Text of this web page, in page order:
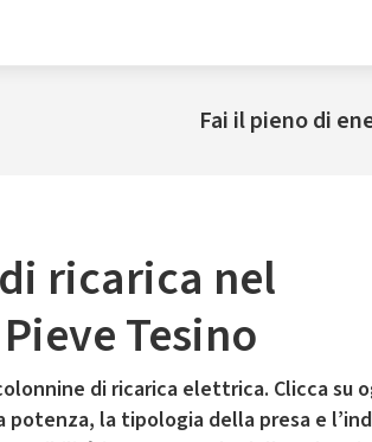
Fai il pieno di
ricarica nel
Tesino
di ricarica elettrica. Clicca su
la tipologia della presa e